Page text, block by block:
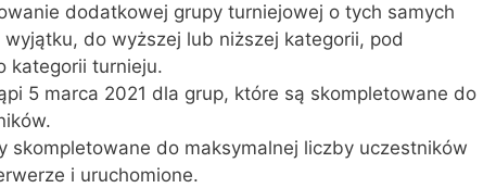
dodatkowej grupy turniejowej o tych samych
do wyższej lub niższej kategorii, pod
kategorii turnieju.
5 marca 2021 dla grup, które są skompletowane do
skompletowane do maksymalnej liczby uczestników
i uruchomione.